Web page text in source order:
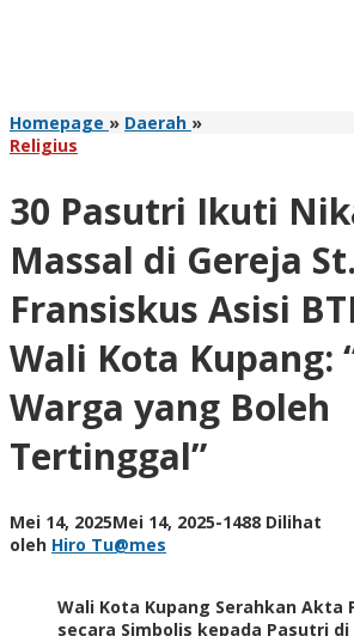
Homepage » Daerah »30
Massal
Gereja
St.
Fransiskus
Asisi
BTN
Kolhua,
Wali
Kota
Kupang:
yang
Religius
30 Pasutri Ikuti
Massal di Gereja St.
Fransiskus Asisi
Wali Kota Kupang:
Warga yang Boleh
Tertinggal”
Mei 14, 2025Mei 14, 2025oleh
-1488 Dilihat
oleh Hiro Tu@mes
Wali Kota Kupang Serahkan Akta
secara Simbolis kepada Pasutri